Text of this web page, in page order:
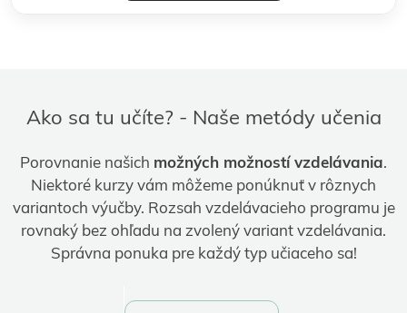
Ako sa tu učíte? - Naše metódy učenia
Porovnanie našich možných možností vzdelávania.
Niektoré kurzy vám môžeme ponúknuť v rôznych
variantoch výučby. Rozsah vzdelávacieho programu je
rovnaký bez ohľadu na zvolený variant vzdelávania.
Správna ponuka pre každý typ učiaceho sa!